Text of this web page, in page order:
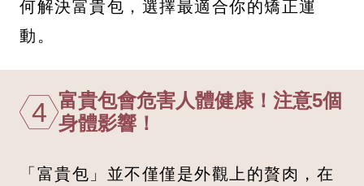
何解決富貴包，選擇最適合你的矯正運
動。
4 富貴包會危害人體健康！注意5個
身體影響！
「富貴包」並不僅僅是外觀上的贅肉，在